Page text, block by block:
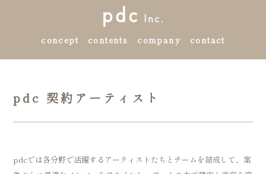
concept contents company contact
pdc 契約アーティスト
pdcでは各分野で活躍するアーティストたちとチームを結成して、案